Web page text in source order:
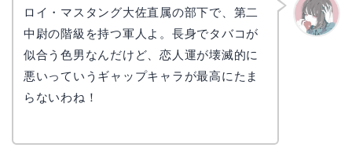
ロイ・マスタング大佐直属の部下で、第二
中尉の階級を持つ軍人よ。長身でタバコが
似合う色男なんだけど、恋人運が壊滅的に
悪いっていうギャップキャラが最高にたま
らないわね！